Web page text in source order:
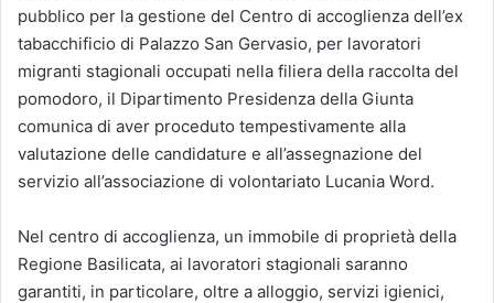
pubblico per la gestione del Centro di accoglienza dell’ex
tabacchificio di Palazzo San Gervasio, per lavoratori
migranti stagionali occupati nella filiera della raccolta del
pomodoro, il Dipartimento Presidenza della Giunta
comunica di aver proceduto tempestivamente alla
valutazione delle candidature e all’assegnazione del
servizio all’associazione di volontariato Lucania Word.
Nel centro di accoglienza, un immobile di proprietà della
Regione Basilicata, ai lavoratori stagionali saranno
garantiti, in particolare, oltre a alloggio, servizi igienici,